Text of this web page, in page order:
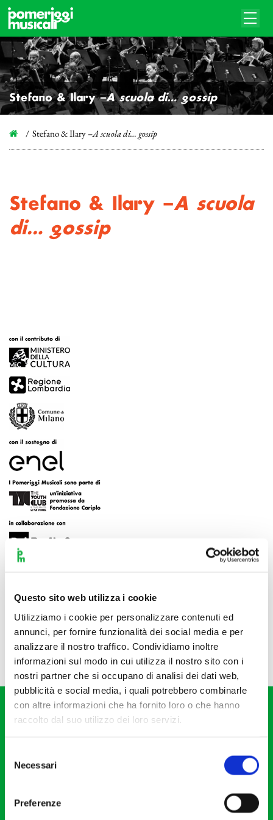
Questo sito web utilizza i cookie
Utilizziamo i cookie per personalizzare contenuti ed
annunci, per fornire funzionalità dei social media e per
analizzare il nostro traffico. Condividiamo inoltre
informazioni sul modo in cui utilizza il nostro sito con i
nostri partner che si occupano di analisi dei dati web,
pubblicità e social media, i quali potrebbero combinarle
con altre informazioni che ha fornito loro o che hanno
raccolto dal suo utilizzo dei loro servizi.
delNecessari
Preferenze
Stefano & Ilary –A scuola di… gossip
Stefano & Ilary –A scuola di… gossip
Stefano & Ilary –A scuola
di… gossip
20121 Milano